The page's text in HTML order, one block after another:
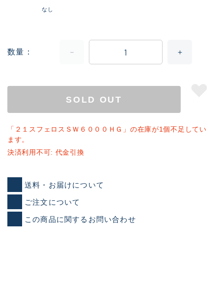
なし
数量
SOLD OUT
「２１スフェロスＳＷ６０００ＨＧ」の在庫が1個不足してい
ます。
決済利用不可: 代金引換
送料・お届けについて
ご注文について
この商品に関するお問い合わせ